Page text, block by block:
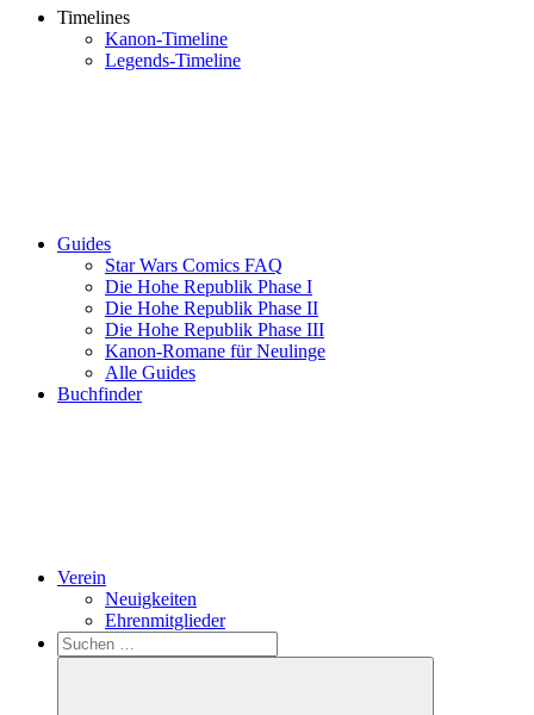
Timelines
Kanon-Timeline
Legends-Timeline
Guides
Star Wars Comics FAQ
Die Hohe Republik Phase I
Die Hohe Republik Phase II
Die Hohe Republik Phase III
Kanon-Romane für Neulinge
Alle Guides
Buchfinder
Verein
Neuigkeiten
Ehrenmitglieder
Search
Suchen
nach: